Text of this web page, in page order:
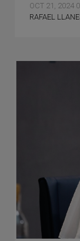
OCT 21, 2024
RAFAEL